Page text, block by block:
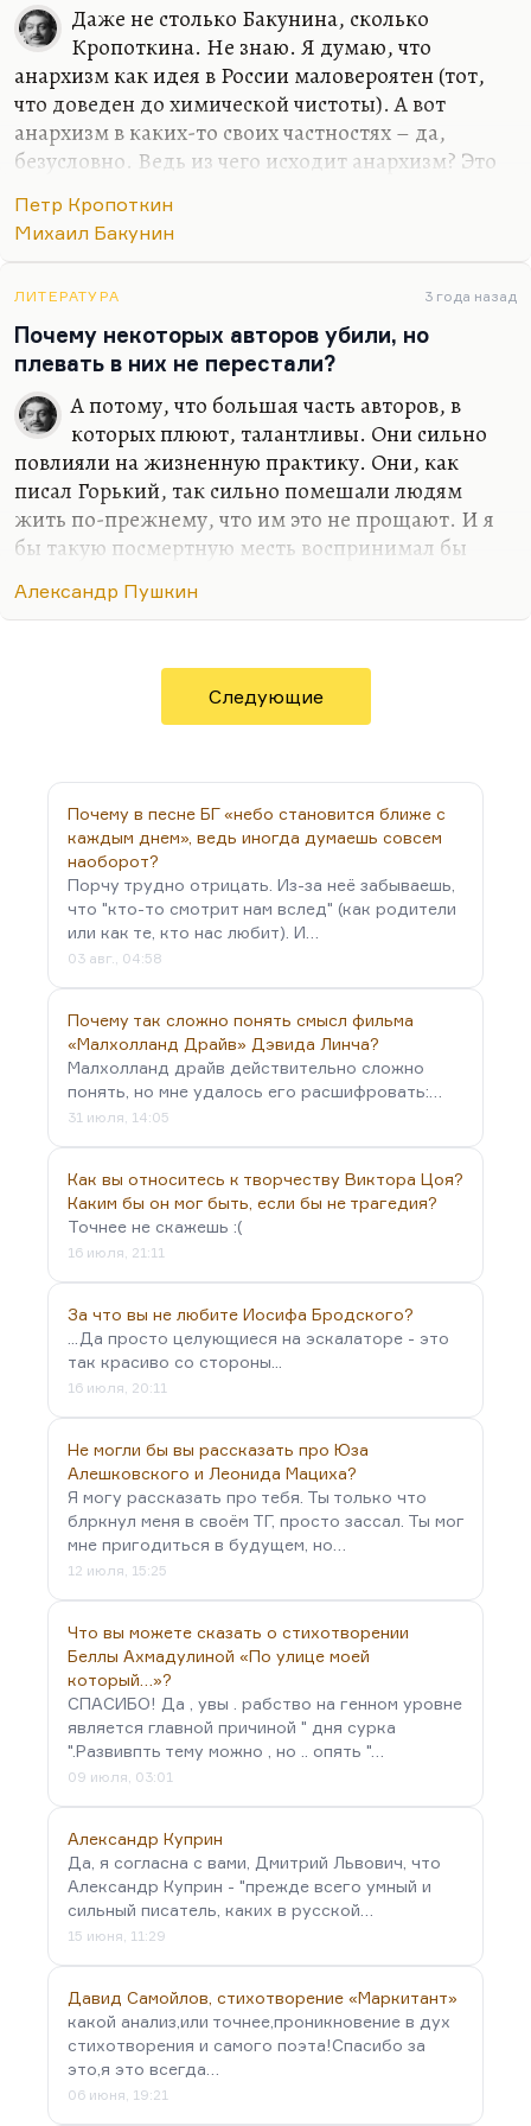
воспоминаний, из своего опыта детского труда и
выживания, из становления молодого писателя,
который становится модным, он и сделал свою
литературу. Как и Горький, он был колоссально
ударен ницшеанством. Как и Горький, он
страдал от одного такого довольно
Даже не столько Бакунина, сколько
Кропоткина. Не знаю. Я думаю, что
анархизм как идея в России маловероятен (тот,
что доведен до химической чистоты). А вот
анархизм в каких-то своих частностях – да,
безусловно. Ведь из чего исходит анархизм? Это
Анархизм – это не батька Махно. Об этом
раздвоении, об этой вилке Горький хорошо
куплетисту. Но думаю, что это он сам написал:
Анархист с меня стащил
Полушубок теткин.
Ах, тому ль его учил
Господин Кропоткин?
Понимаете, анархия – это никоим образом не
преступность, не…
Петр Кропоткин
Михаил Бакунин
ЛИТЕРАТУРА 3 года назад
Почему некоторых авторов убили, но
плевать в них не перестали?
А потому, что большая часть авторов, в
которых плюют, талантливы. Они сильно
повлияли на жизненную практику. Они, как
писал Горький, так сильно помешали людям
жить по-прежнему, что им это не прощают. И я
бы такую посмертную месть воспринимал бы
парохода современности, то с постамента
какой-то степени. И то, что Пушкина делают
ответственным за весь русский менталитет.
Вероятно, это тоже не просто так. Вероятно, это
Александр Пушкин
Следующие
Почему в песне БГ «небо становится ближе с
каждым днем», ведь иногда думаешь совсем
наоборот?
Порчу трудно отрицать. Из-за неё забываешь,
что "кто-то смотрит нам вслед" (как родители
или как те, кто нас любит). И…
03 авг., 04:58
Почему так сложно понять смысл фильма
«Малхолланд Драйв» Дэвида Линча?
Малхолланд драйв действительно сложно
понять, но мне удалось его расшифровать:…
31 июля, 14:05
Как вы относитесь к творчеству Виктора Цоя?
Каким бы он мог быть, если бы не трагедия?
Точнее не скажешь :(
16 июля, 21:11
За что вы не любите Иосифа Бродского?
...Да просто целующиеся на эскалаторе - это
так красиво со стороны...
16 июля, 20:11
Не могли бы вы рассказать про Юза
Алешковского и Леонида Мациха?
Я могу рассказать про тебя. Ты только что
блркнул меня в своём ТГ, просто зассал. Ты мог
мне пригодиться в будущем, но…
12 июля, 15:25
Что вы можете сказать о стихотворении
Беллы Ахмадулиной «По улице моей
который…»?
СПАСИБО! Да , увы . рабство на генном уровне
является главной причиной " дня сурка
".Развивпть тему можно , но .. опять "…
09 июля, 03:01
Александр Куприн
Да, я согласна с вами, Дмитрий Львович, что
Александр Куприн - "прежде всего умный и
сильный писатель, каких в русской…
15 июня, 11:29
Давид Самойлов, стихотворение «Маркитант»
какой анализ,или точнее,проникновение в дух
стихотворения и самого поэта!Спасибо за
это,я это всегда…
06 июня, 19:21